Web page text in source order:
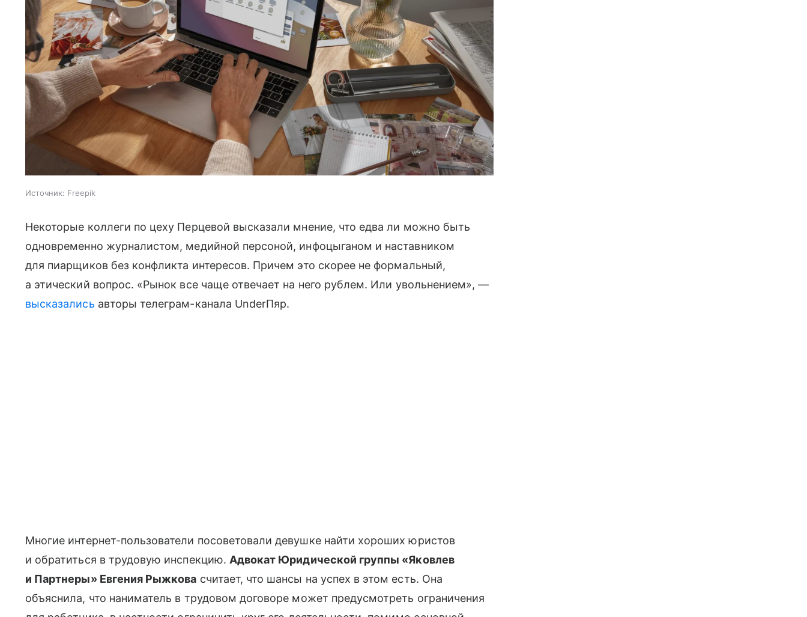
Источник: Freepik
Некоторые коллеги по цеху Перцевой высказали мнение, что едва ли можно быть
одновременно журналистом, медийной персоной, инфоцыганом и наставником
для пиарщиков без конфликта интересов. Причем это скорее не формальный,
а этический вопрос. «Рынок все чаще отвечает на него рублем. Или увольнением», —
высказались авторы телеграм-канала UnderПяр.
Многие интернет-пользователи посоветовали девушке найти хороших юристов
и обратиться в трудовую инспекцию. Адвокат Юридической группы «Яковлев
и Партнеры» Евгения Рыжкова считает, что шансы на успех в этом есть. Она
объяснила, что наниматель в трудовом договоре может предусмотреть ограничения